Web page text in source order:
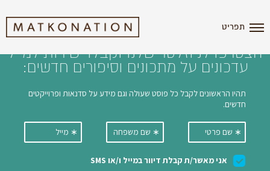
תפריט
הצטרפו לניוזלטר שלנו וקבלו ישירות למייל
עדכונים על מתכונים וסיפורים חדשים: